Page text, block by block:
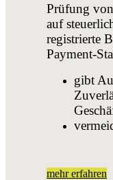
Prüfung
auf
registrierte
Payment-
gibt
mehr erfahren